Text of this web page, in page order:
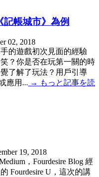
帳城市》為例
02, 2018
的遊戲初次見面的經驗
？你是否在玩第一關的時
了解了玩法？用戶引導
應用... → もっと記事を読
19, 2018
，Fourdesire Blog 經
Fourdesire U，這次的講